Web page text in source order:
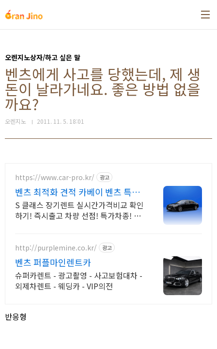
오렌지노상자/하고 싶은 말
벤츠에게 사고를 당했는데, 제 생
돈이 날라가네요. 좋은 방법 없을
까요?
오렌지노 2011. 11. 5. 18:01
https://www.car-pro.kr/ 광고
벤츠 최적화 견적 카베이 벤츠 특가
차량 무료견적
S 클래스 장기렌트 실시간가격비교 확인
하기! 즉시출고 차량 선점! 특가차종! 수
http://purplemine.co.kr/ 광고
벤츠 퍼플마인렌트카
슈퍼카렌트 - 광고촬영 - 사고보험대차 -
외제차렌트 - 웨딩카 - VIP의전
반응형